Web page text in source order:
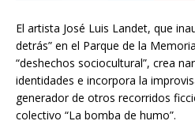
El artista José Luis Landet, que
detrás” en el Parque de la
“deshechos sociocultural”, crea
identidades e incorpora la
generador de otros recorridos
colectivo “La bomba de humo”.